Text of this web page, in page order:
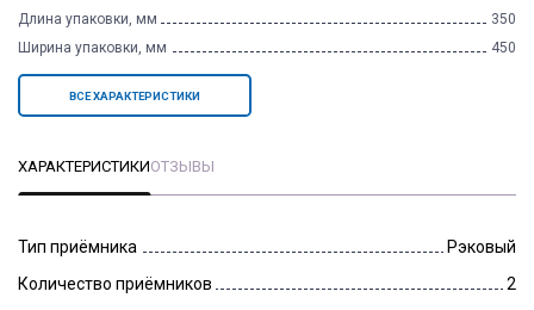
Длина упаковки, мм
350
Ширина упаковки, мм
450
ВСЕ ХАРАКТЕРИСТИКИ
ХАРАКТЕРИСТИКИОТЗЫВЫ
Тип приёмника
Рэковый
Количество приёмников
2